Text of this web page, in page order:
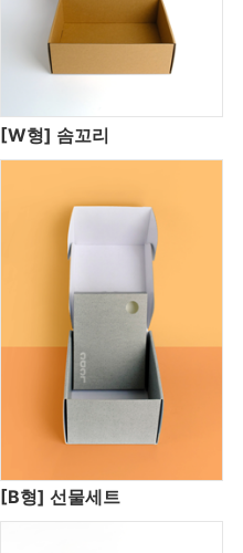
[W형] 솜꼬리
[B형] 선물세트